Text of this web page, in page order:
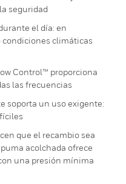
seguridad
el día: en
condiciones climáticas
Control™ proporciona
las frecuencias
soporta un uso exigente:
que el recambio sea
acolchada ofrece
una presión mínima